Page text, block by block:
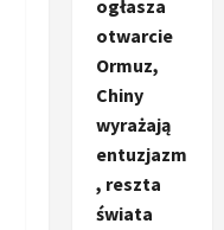
ogłasza
otwarcie
Ormuz,
Chiny
wyrażają
entuzjazm
, reszta
świata